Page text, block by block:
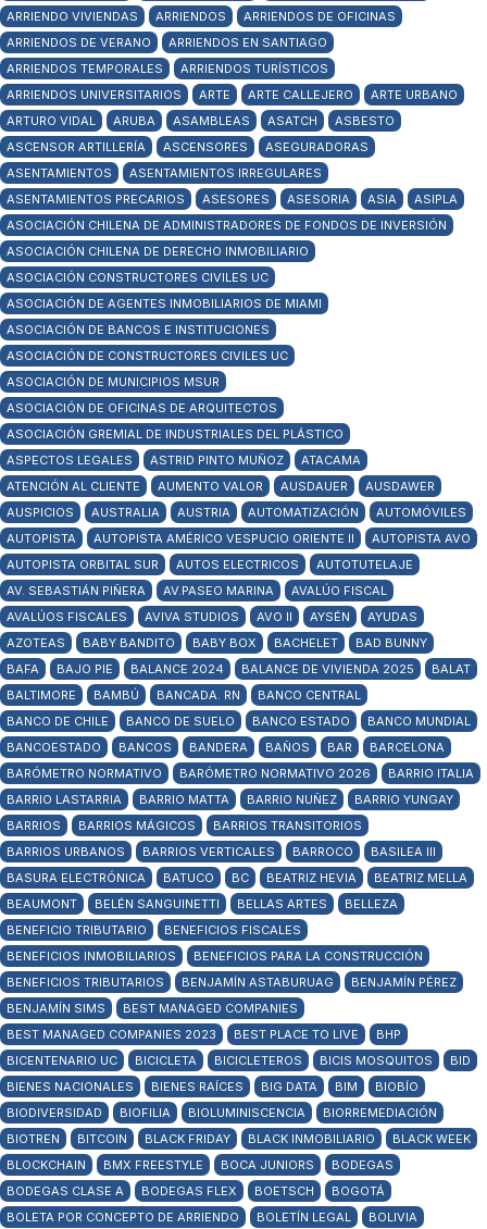
ARRIENDO VIVIENDAS
ARRIENDOS
ARRIENDOS DE OFICINAS
ARRIENDOS DE VERANO
ARRIENDOS EN SANTIAGO
ARRIENDOS TEMPORALES
ARRIENDOS TURÍSTICOS
ARRIENDOS UNIVERSITARIOS
ARTE ARTE CALLEJERO
ARTE URBANO
ARTURO VIDAL
ARUBA ASAMBLEAS ASATCH
ASBESTO
ASCENSOR ARTILLERÍA
ASCENSORES
ASEGURADORAS
ASENTAMIENTOS
ASENTAMIENTOS IRREGULARES
ASENTAMIENTOS PRECARIOS
ASESORES ASESORIA ASIA
ASIPLA
ASOCIACIÓN CHILENA DE ADMINISTRADORES DE FONDOS DE INVERSIÓN
ASOCIACIÓN CHILENA DE DERECHO INMOBILIARIO
ASOCIACIÓN CONSTRUCTORES CIVILES UC
ASOCIACIÓN DE AGENTES INMOBILIARIOS DE MIAMI
ASOCIACIÓN DE BANCOS E INSTITUCIONES
ASOCIACIÓN DE CONSTRUCTORES CIVILES UC
ASOCIACIÓN DE MUNICIPIOS MSUR
ASOCIACIÓN DE OFICINAS DE ARQUITECTOS
ASOCIACIÓN GREMIAL DE INDUSTRIALES DEL PLÁSTICO
ASPECTOS LEGALES
ASTRID PINTO MUÑOZ
ATACAMA
ATENCIÓN AL CLIENTE
AUMENTO VALOR AUSDAUER
AUSDAWER
AUSPICIOS
AUSTRALIA AUSTRIA AUTOMATIZACIÓN
AUTOMÓVILES
AUTOPISTA
AUTOPISTA AMÉRICO VESPUCIO ORIENTE II
AUTOPISTA AVO
AUTOPISTA ORBITAL SUR
AUTOS ELECTRICOS
AUTOTUTELAJE
AV. SEBASTIÁN PIÑERA
AV.PASEO MARINA
AVALÚO FISCAL
AVALÚOS FISCALES
AVIVA STUDIOS AVO II AYSÉN
AYUDAS
AZOTEAS
BABY BANDITO BABY BOX BACHELET
BAD BUNNY
BAFA
BAJO PIE BALANCE 2024 BALANCE DE VIVIENDA 2025
BALAT
BALTIMORE
BAMBÚ BANCADA. RN
BANCO CENTRAL
BANCO DE CHILE
BANCO DE SUELO BANCO ESTADO
BANCO MUNDIAL
BANCOESTADO
BANCOS BANDERA BAÑOS BAR
BARCELONA
BARÓMETRO NORMATIVO
BARÓMETRO NORMATIVO 2026
BARRIO ITALIA
BARRIO LASTARRIA
BARRIO MATTA BARRIO NUÑEZ
BARRIO YUNGAY
BARRIOS
BARRIOS MÁGICOS
BARRIOS TRANSITORIOS
BARRIOS URBANOS
BARRIOS VERTICALES BARROCO
BASILEA III
BASURA ELECTRÓNICA
BATUCO BC BEATRIZ HEVIA
BEATRIZ MELLA
BEAUMONT
BELÉN SANGUINETTI BELLAS ARTES
BELLEZA
BENEFICIO TRIBUTARIO
BENEFICIOS FISCALES
BENEFICIOS INMOBILIARIOS
BENEFICIOS PARA LA CONSTRUCCIÓN
BENEFICIOS TRIBUTARIOS
BENJAMÍN ASTABURUAG
BENJAMÍN PÉREZ
BENJAMÍN SIMS
BEST MANAGED COMPANIES
BEST MANAGED COMPANIES 2023
BEST PLACE TO LIVE
BHP
BICENTENARIO UC
BICICLETA BICICLETEROS BICIS MOSQUITOS
BID
BIENES NACIONALES
BIENES RAÍCES BIG DATA BIM
BIOBÍO
BIODIVERSIDAD
BIOFILIA BIOLUMINISCENCIA
BIORREMEDIACIÓN
BIOTREN
BITCOIN BLACK FRIDAY BLACK INMOBILIARIO
BLACK WEEK
BLOCKCHAIN
BMX FREESTYLE BOCA JUNIORS
BODEGAS
BODEGAS CLASE A
BODEGAS FLEX BOETSCH
BOGOTÁ
BOLETA POR CONCEPTO DE ARRIENDO
BOLETÍN LEGAL BOLIVIA